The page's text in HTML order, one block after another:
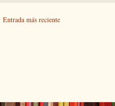
Entrada más reciente